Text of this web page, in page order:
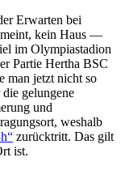
Erwarten bei
kein Haus —
im Olympiastadion
Partie Hertha BSC
jetzt nicht so
gelungene
und
weshalb
zurücktritt. Das gilt
ist.